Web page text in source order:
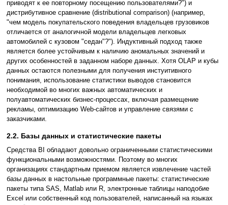
приводят к ее повторному посещению пользователями?") и
дистрибутивное сравнение (distributional comparison) (например,
"чем модель покупательского поведения владельцев грузовиков
отличается от аналогичной модели владельцев легковых
автомобилей с кузовом "седан"?"). Индуктивный подход также
является более устойчивым к наличию аномальных значений и
других особенностей в заданном наборе данных. Хотя OLAP и кубы
данных остаются полезными для получения инстуитивного
понимания, использование статистики выводов становится
необходимой во многих важных автоматических и
полуавтоматических бизнес-процессах, включая размещение
рекламы, оптимизацию Web-сайтов и управление связями с
заказчиками.
2.2. Базы данных и статистические пакеты
Средства BI обладают довольно ограниченными статистическими
функциональными возможностями. Поэтому во многих
организациях стандартным приемом является извлечение частей
базы данных в настольные программные пакеты: статистические
пакеты типа SAS, Matlab или R, электронные таблицы наподобие
Excel или собственный код пользователей, написанный на языках